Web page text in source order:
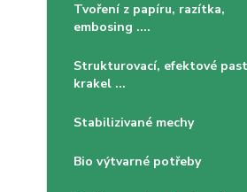
Tvoření z papíru, razítka,
embosing ....
Strukturovací, efektové
krakel ...
Stabilizivané mechy
Bio výtvarné potřeby